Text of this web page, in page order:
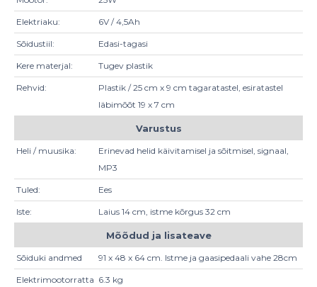
Elektriaku: 6V / 4,5Ah
Sõidustiil: Edasi-tagasi
Kere materjal: Tugev plastik
Rehvid:
Plastik / 25 cm x 9 cm tagaratastel, esiratastel
läbimõõt 19 x 7 cm
Varustus
Heli / muusika:
Erinevad helid käivitamisel ja sõitmisel, signaal,
MP3
Tuled: Ees
Iste: Laius 14 cm, istme kõrgus 32 cm
Mõõdud ja lisateave
Sõiduki andmed 91 x 48 x 64 cm. Istme ja gaasipedaali vahe 28cm
Elektrimootorratta 6.3 kg